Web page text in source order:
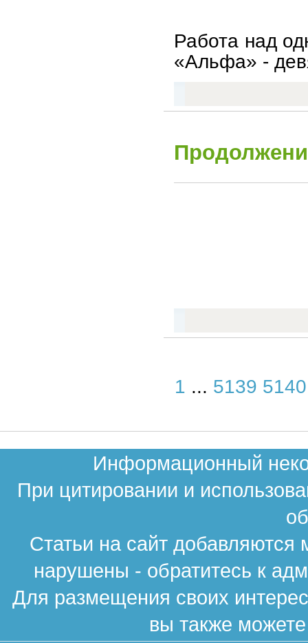
Работа над
«Альфа» -
1 ... 5139 5140
Информационный
При цитировании и
Статьи на сайт
нарушены - обратитесь к
Для размещения своих
вы также